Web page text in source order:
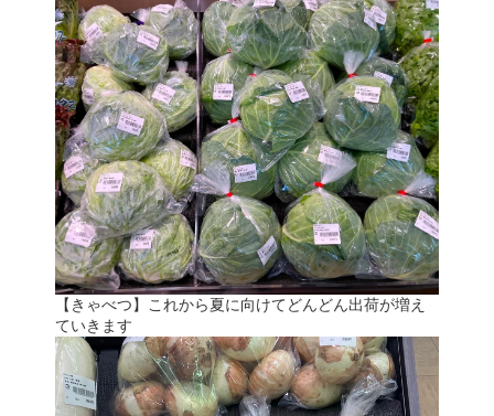
【きゃべつ】これから夏に向けてどんどん出荷が増え
ていきます